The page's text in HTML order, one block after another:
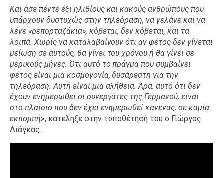
Και άσε πέντε-έξι ηλιθίους και κακούς ανθρώπους που
υπάρχουν δυστυχώς στην τηλεόραση, να γελάνε και να
λένε «ρεπορταζάκια», κόβεται, δεν κόβεται, και τα
λοιπά. Χωρίς να καταλαβαίνουν ότι αν φέτος δεν γίνεται
μείωση σε αυτούς, θα γίνει του χρόνου ή θα γίνει σε
μερικούς μήνες. Ότι αυτό το πράγμα που συμβαίνει
φέτος είναι μια κοσμογονία, δυσάρεστη για την
τηλεόραση. Αυτή είναι μια αλήθεια. Άρα, αυτό ότι δεν
έχουν ενημερωθεί οι συνεργάτες της Γερμανού, είναι
στο πλαίσιο που δεν έχει ενημερωθεί κανένας, σε καμία
εκπομπή», κατέληξε στην τοποθέτησή του ο Γιώργος
Λιάγκας.